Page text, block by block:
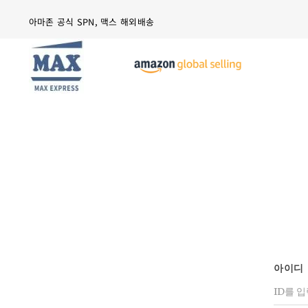
content
아마존 공식 SPN, 맥스 해외배송
아이디